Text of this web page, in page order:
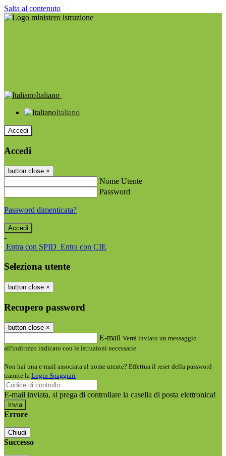
Salta al contenuto
Italiano
Italiano
Accedi
Accedi
button close ×
Nome Utente
Password
Password dimenticata?
-
Entra con SPID Entra con CIE
Seleziona utente
button close ×
Recupero password
button close ×
E-mail Verrà inviato un messaggio
all'indirizzo indicato con le istruzioni necessarie.
Non hai una e-mail associata al nome utente? Effettua il reset della password
tramite la Login Spaggiari
E-mail inviata, si prega di controllare la casella di posta elettronica!
Errore
Chiudi
Successo